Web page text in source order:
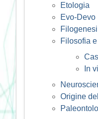
Etologia
Evo-Devo
Filosofia
In
Origine